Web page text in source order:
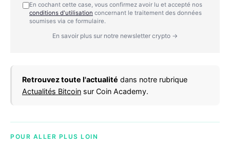
En cochant cette case, vous confirmez avoir lu et accepté nos
conditions d'utilisation concernant le traitement des données
soumises via ce formulaire.
En savoir plus sur notre newsletter crypto →
Retrouvez toute l'actualité dans notre rubrique
Actualités Bitcoin sur Coin Academy.
POUR ALLER PLUS LOIN